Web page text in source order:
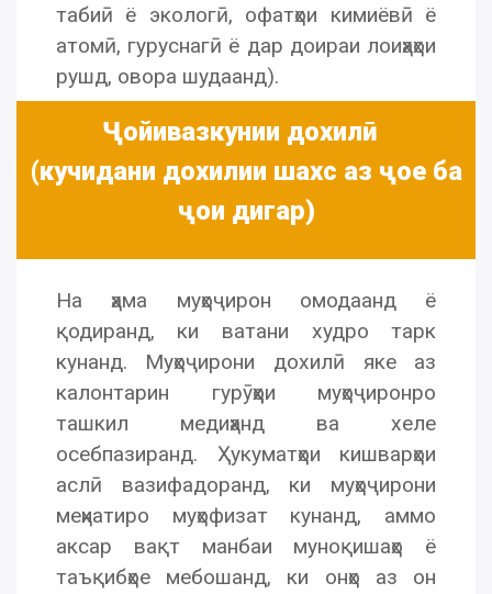
табиӣ ё экологӣ, офатҳои кимиёвӣ ё
атомӣ, гуруснагӣ ё дар доираи лоиҳаҳои
рушд, овора шудаанд).
Ҷойивазкунии дохилӣ
(кучидани дохилии шахс аз ҷое ба
ҷои дигар)
На ҳама муҳоҷирон омодаанд ё
қодиранд, ки ватани худро тарк
кунанд. Муҳоҷирони дохилӣ яке аз
калонтарин гурӯҳҳои муҳоҷиронро
ташкил медиҳанд ва хеле
осебпазиранд. Ҳукуматҳои кишварҳои
аслӣ вазифадоранд, ки муҳоҷирони
меҳнатиро муҳофизат кунанд, аммо
аксар вақт манбаи муноқишаҳо ё
таъқибҳое мебошанд, ки онҳо аз он